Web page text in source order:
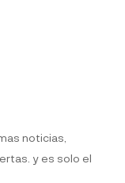
noticias,
y es solo el